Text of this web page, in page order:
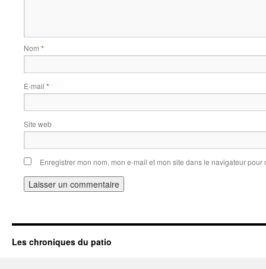
Nom *
E-mail *
Site web
Enregistrer mon nom, mon e-mail et mon site dans le navigateur
Les chroniques du patio